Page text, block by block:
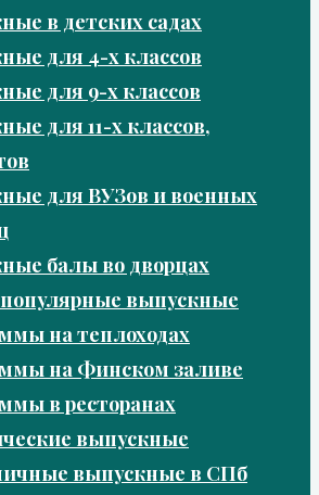
в детских садах
для 4-х классов
для 9-х классов
для 11-х классов,
для ВУЗов и военных
балы во дворцах
выпускные
на теплоходах
на Финском заливе
в ресторанах
выпускные
выпускные в СПб